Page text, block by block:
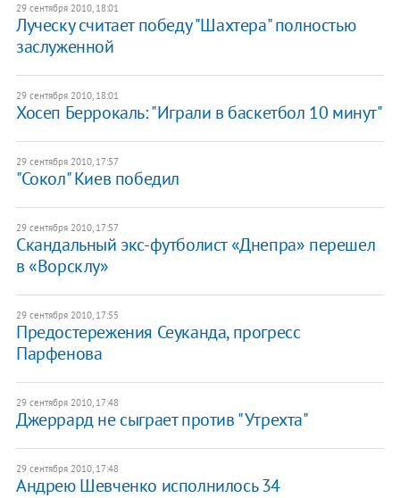
29 сентября 2010, 18:01
Луческу считает победу "Шахтера" полностью
заслуженной
29 сентября 2010, 18:01
Хосеп Беррокаль: "Играли в баскетбол 10 минут"
29 сентября 2010, 17:57
"Сокол" Киев победил
29 сентября 2010, 17:57
Скандальный экс-футболист «Днепра» перешел
в «Ворсклу»
29 сентября 2010, 17:55
Предостережения Сеуканда, прогресс
Парфенова
29 сентября 2010, 17:48
Джеррард не сыграет против "Утрехта"
29 сентября 2010, 17:48
Андрею Шевченко исполнилось 34